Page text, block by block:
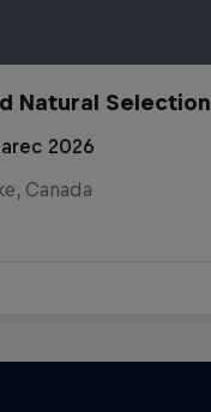
Natural Selection
2026
Canada